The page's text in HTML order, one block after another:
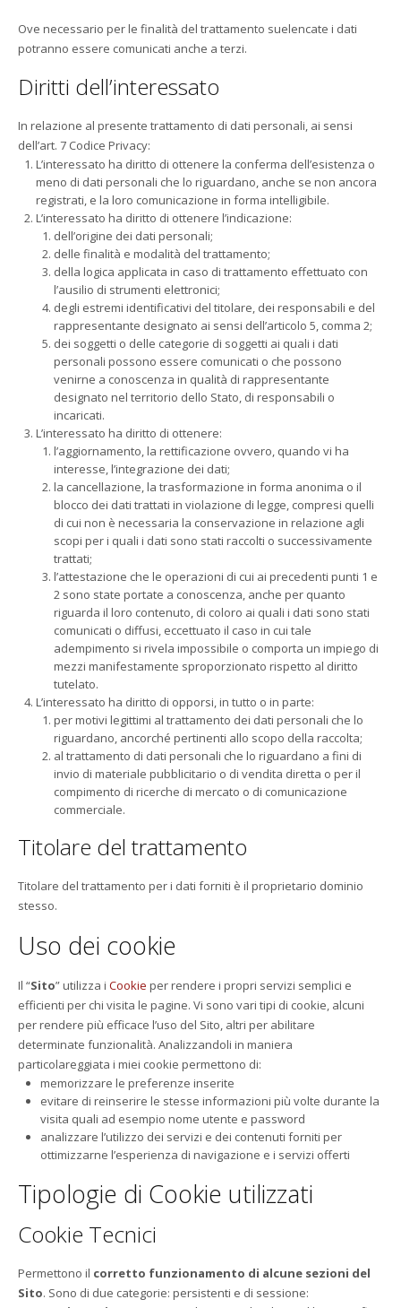
Ove necessario per le finalità del trattamento suelencate i dati
potranno essere comunicati anche a terzi.
Diritti dell’interessato
In relazione al presente trattamento di dati personali, ai sensi
dell’art. 7 Codice Privacy:
L’interessato ha diritto di ottenere la conferma dell’esistenza o
meno di dati personali che lo riguardano, anche se non ancora
registrati, e la loro comunicazione in forma intelligibile.
L’interessato ha diritto di ottenere l’indicazione:
dell’origine dei dati personali;
delle finalità e modalità del trattamento;
della logica applicata in caso di trattamento effettuato con
l’ausilio di strumenti elettronici;
degli estremi identificativi del titolare, dei responsabili e del
rappresentante designato ai sensi dell’articolo 5, comma 2;
dei soggetti o delle categorie di soggetti ai quali i dati
personali possono essere comunicati o che possono
venirne a conoscenza in qualità di rappresentante
designato nel territorio dello Stato, di responsabili o
incaricati.
L’interessato ha diritto di ottenere:
l’aggiornamento, la rettificazione ovvero, quando vi ha
interesse, l’integrazione dei dati;
la cancellazione, la trasformazione in forma anonima o il
blocco dei dati trattati in violazione di legge, compresi quelli
di cui non è necessaria la conservazione in relazione agli
scopi per i quali i dati sono stati raccolti o successivamente
trattati;
l’attestazione che le operazioni di cui ai precedenti punti 1 e
2 sono state portate a conoscenza, anche per quanto
riguarda il loro contenuto, di coloro ai quali i dati sono stati
comunicati o diffusi, eccettuato il caso in cui tale
adempimento si rivela impossibile o comporta un impiego di
mezzi manifestamente sproporzionato rispetto al diritto
tutelato.
L’interessato ha diritto di opporsi, in tutto o in parte:
per motivi legittimi al trattamento dei dati personali che lo
riguardano, ancorché pertinenti allo scopo della raccolta;
al trattamento di dati personali che lo riguardano a fini di
invio di materiale pubblicitario o di vendita diretta o per il
compimento di ricerche di mercato o di comunicazione
commerciale.
Titolare del trattamento
Titolare del trattamento per i dati forniti è il proprietario dominio
stesso.
Uso dei cookie
Il “Sito” utilizza i Cookie per rendere i propri servizi semplici e
efficienti per chi visita le pagine. Vi sono vari tipi di cookie, alcuni
per rendere più efficace l’uso del Sito, altri per abilitare
determinate funzionalità. Analizzandoli in maniera
particolareggiata i miei cookie permettono di:
memorizzare le preferenze inserite
evitare di reinserire le stesse informazioni più volte durante la
visita quali ad esempio nome utente e password
analizzare l’utilizzo dei servizi e dei contenuti forniti per
ottimizzarne l’esperienza di navigazione e i servizi offerti
Tipologie di Cookie utilizzati
Cookie Tecnici
Permettono il corretto funzionamento di alcune sezioni del
Sito. Sono di due categorie: persistenti e di sessione: